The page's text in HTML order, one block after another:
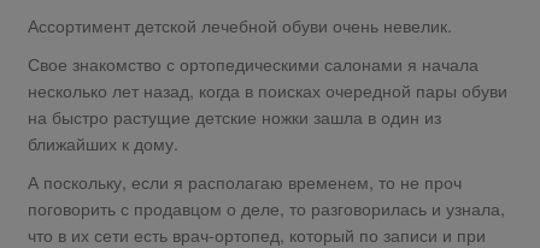
Ассортимент детской лечебной обуви очень невелик.
Свое знакомство с ортопедическими салонами я начала
несколько лет назад, когда в поисках очередной пары обуви
на быстро растущие детские ножки зашла в один из
ближайших к дому.
А поскольку, если я располагаю временем, то не проч
поговорить с продавцом о деле, то разговорилась и узнала,
что в их сети есть врач-ортопед, который по записи и при